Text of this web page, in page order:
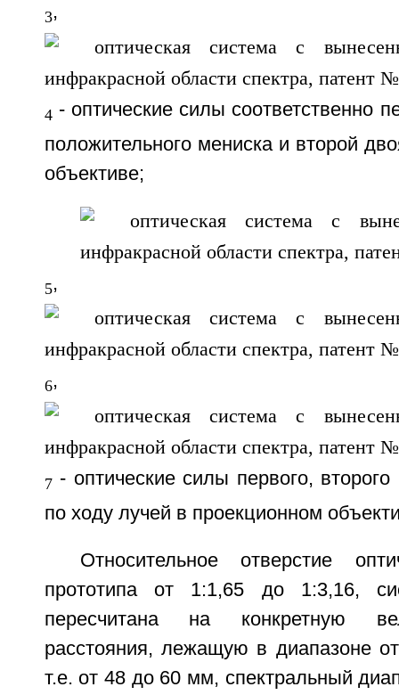
3,
4 - оптические силы соответственно
положительного мениска и второй
объективе;
5,
6,
7- оптические силы первого, второго
по ходу лучей в проекционном
Относительное отверстие
прототипа от 1:1,65 до 1:3,16,
пересчитана на конкретную
расстояния, лежащую в диапазоне
т.е. от 48 до 60 мм, спектральный